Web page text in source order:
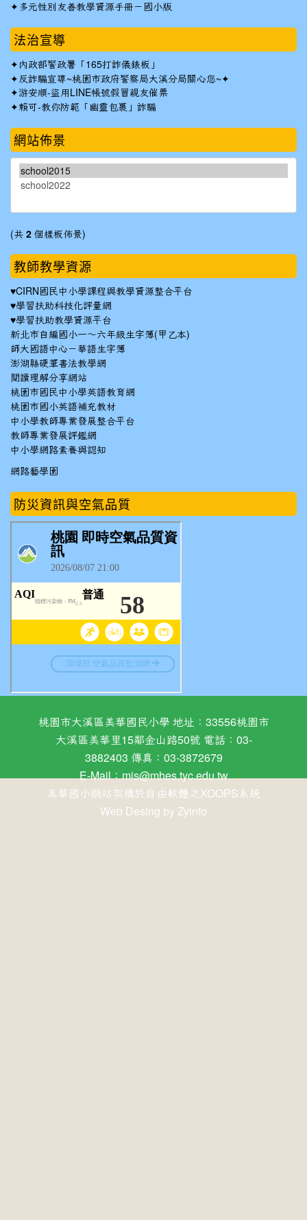
✦ 多元性別友善教學資源手冊－國小版
法治宣導
✦ 內政部警政署「165打詐儀錶板」
✦反詐騙宣導~桃園市政府警察局大溪分局關心您~✦
✦游安順-盜用LINE帳號假冒親友催票
✦賴可-教你防範「幽靈包裹」詐騙
網站佈景
(共 2 個樣板佈景)
教師教學資源
♥CIRN國民中小學課程與教學資源整合平台
♥學習扶助科技化評量網
♥學習扶助教學資源平台
新北市自編國小一～六年級生字簿(甲乙本)
師大國語中心－華語生字簿
澎湖縣硬筆書法教學網
閱讀理解分享網站
桃園市國民中小學英語教育網
桃園市國小英語補充教材
中小學教師專業發展整合平台
教師專業發展評鑑網
中小學網路素養與認知
網路藝學園
防災資訊與空氣品質
桃園市大溪區美華國民小學 地址：33556桃園市
大溪區美華里15鄰金山路50號 電話：03-
3882403 傳真：03-3872679
E-Mail：mis@mhes.tyc.edu.tw
美華國小網站架構於自由軟體之XOOPS系統
Web Desing by Zyinfo